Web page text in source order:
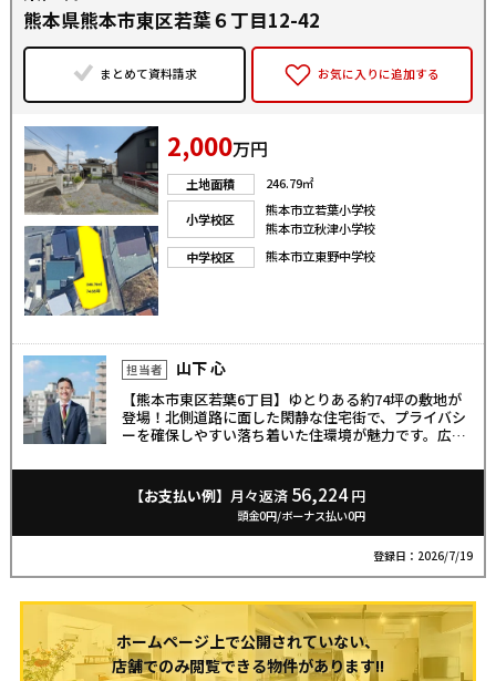
熊本県熊本市東区若葉６丁目12-42
まとめて資料請求 お気に入りに追加する
2,000万円
土地面積 246.79㎡
小学校区
熊本市立若葉小学校
熊本市立秋津小学校
中学校区
熊本市立東野中学校
担当者 山下 心
【熊本市東区若葉6丁目】ゆとりある約74坪の敷地が
登場！北側道路に面した閑静な住宅街で、プライバシ
ーを確保しやすい落ち着いた住環境が魅力です。広さ
作りなど自由度の高いプランニングが可能です。近隣
には公園や保育園もあり、子育て世代にも適した立
地。夢のマイホーム用地として、ぜひ一度現地をご覧
【お支払い例】 月々返済 56,224円
頭金0円/ボーナス払い0円
登録日：2026/7/19
ホームページ上で公開されていない、
店舗でのみ閲覧できる物件があります!!